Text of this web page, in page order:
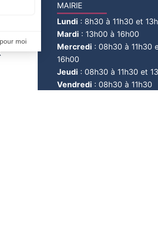
MAIRIE
Lundi : 8h30 à 11h30 et
Mardi : 13h00 à 16h00
Mercredi : 08h30 à 11h30
16h00
Jeudi : 08h30 à 11h30 et
Vendredi : 08h30 à 11h30